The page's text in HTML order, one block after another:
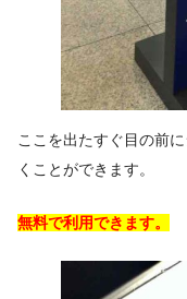
ここを出たすぐ目の前
くことができます。
無料で利用できます。